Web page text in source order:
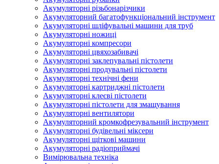
Акумуляторні різьбонарізчики
Акумуляторний багатофункціональний інструмент
Акумуляторні шліфувальні машини для труб
Акумуляторні ножиці
Акумуляторні компресори
Акумуляторні цвяхозабивачі
Акумуляторні заклепувальні пістолети
Акумуляторні продувальні пістолети
Акумуляторні технічні фени
Акумуляторні картриджні пістолети
Акумуляторні клеєві пістолети
Акумуляторні пістолети для змащування
Акумуляторні вентилятори
Акумуляторний кромкофрезувальний інструмент
Акумуляторні будівельні міксери
Акумуляторні щіткові машини
Акумуляторні радіоприймачі
Вимірювальна техніка